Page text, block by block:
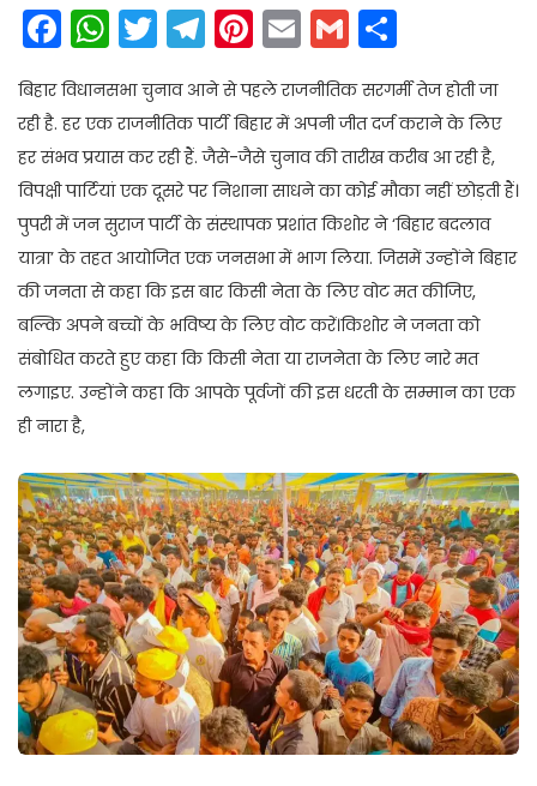
Facebook
WhatsApp
Twitter
Telegram
Pinterest
EmailGmail
बिहार विधानसभा चुनाव आने से पहले राजनीतिक सरगर्मी तेज होती जा
रही है. हर एक राजनीतिक पार्टी बिहार में अपनी जीत दर्ज कराने के लिए
हर संभव प्रयास कर रही हैं. जैसे-जैसे चुनाव की तारीख करीब आ रही है,
विपक्षी पार्टियां एक दूसरे पर निशाना साधने का कोई मौका नहीं छोड़ती हैं।
पुपरी में जन सुराज पार्टी के संस्थापक प्रशांत किशोर ने ‘बिहार बदलाव
यात्रा’ के तहत आयोजित एक जनसभा में भाग लिया. जिसमें उन्होंने बिहार
की जनता से कहा कि इस बार किसी नेता के लिए वोट मत कीजिए,
बल्कि अपने बच्चों के भविष्य के लिए वोट करें।किशोर ने जनता को
संबोधित करते हुए कहा कि किसी नेता या राजनेता के लिए नारे मत
लगाइए. उन्होंने कहा कि आपके पूर्वजों की इस धरती के सम्मान का एक
ही नारा है,